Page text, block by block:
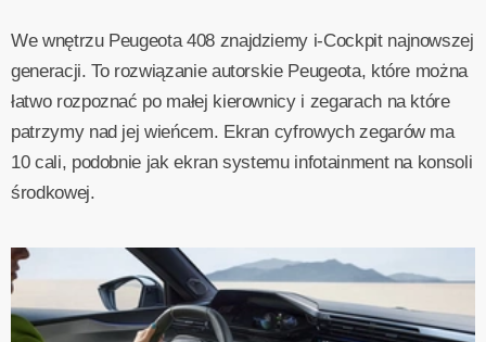
We wnętrzu Peugeota 408 znajdziemy i-Cockpit najnowszej
generacji. To rozwiązanie autorskie Peugeota, które można
łatwo rozpoznać po małej kierownicy i zegarach na które
patrzymy nad jej wieńcem. Ekran cyfrowych zegarów ma
10 cali, podobnie jak ekran systemu infotainment na konsoli
środkowej.